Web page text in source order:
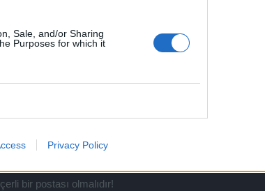
Sale, and/or Sharing
Purposes for which it
Privacy Policy
bir postası olmalıdır!